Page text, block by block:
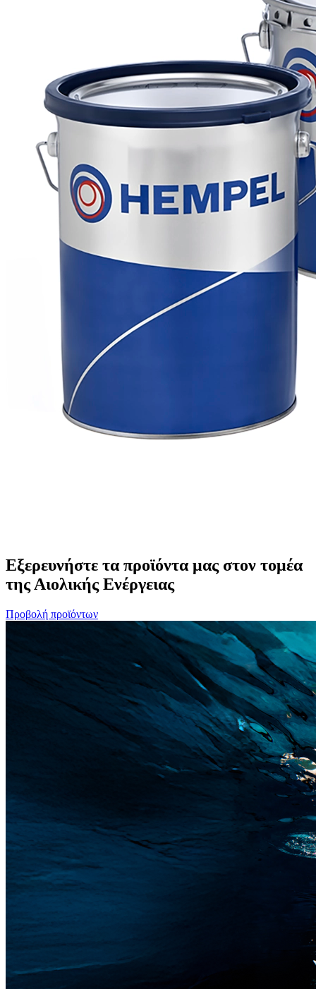
Εξερευνήστε τα προϊόντα μας στον τομέα
της Αιολικής Ενέργειας
Προβολή προϊόντων